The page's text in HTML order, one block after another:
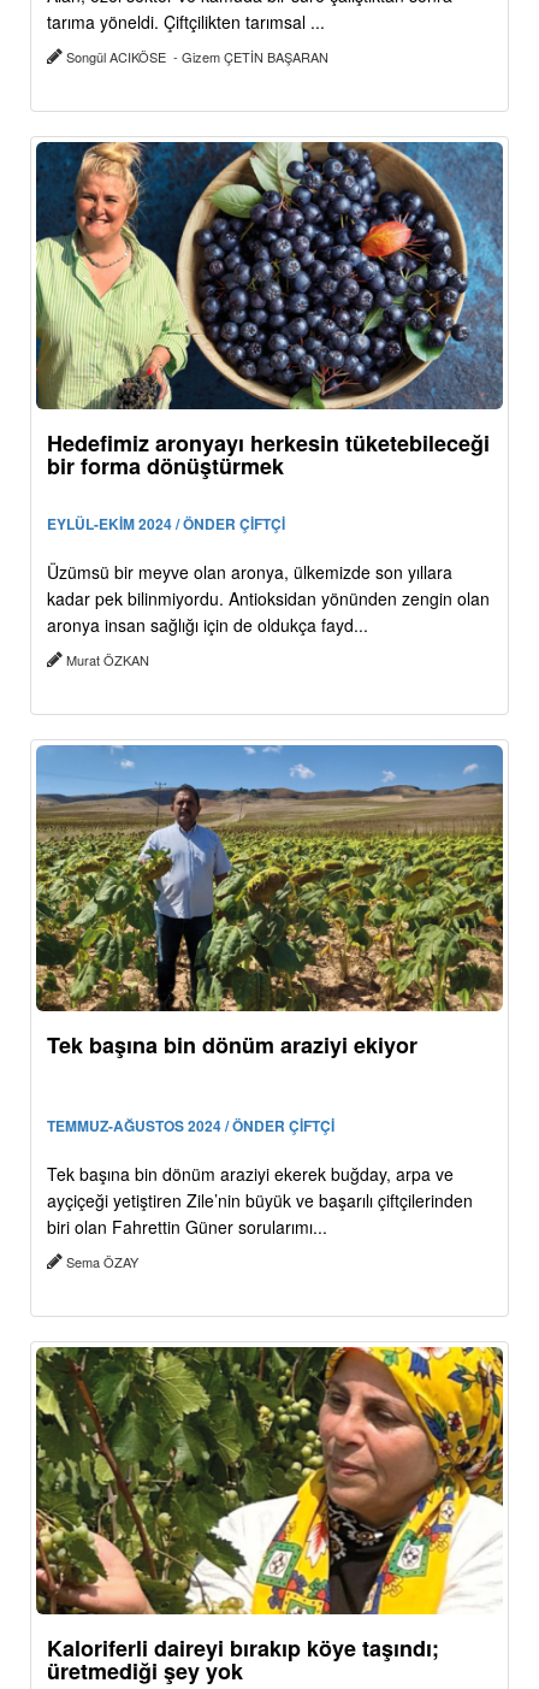
tarıma yöneldi. Çiftçilikten tarımsal ...
Songül ACIKÖSE - Gizem ÇETİN BAŞARAN
Hedefimiz aronyayı herkesin tüketebileceği
bir forma dönüştürmek
EYLÜL-EKİM 2024 / ÖNDER ÇİFTÇİ
Üzümsü bir meyve olan aronya, ülkemizde son yıllara
kadar pek bilinmiyordu. Antioksidan yönünden zengin olan
aronya insan sağlığı için de oldukça fayd...
Murat ÖZKAN
Tek başına bin dönüm araziyi ekiyor
TEMMUZ-AĞUSTOS 2024 / ÖNDER ÇİFTÇİ
Tek başına bin dönüm araziyi ekerek buğday, arpa ve
ayçiçeği yetiştiren Zile’nin büyük ve başarılı çiftçilerinden
biri olan Fahrettin Güner sorularımı...
Sema ÖZAY
Kaloriferli daireyi bırakıp köye taşındı;
üretmediği şey yok